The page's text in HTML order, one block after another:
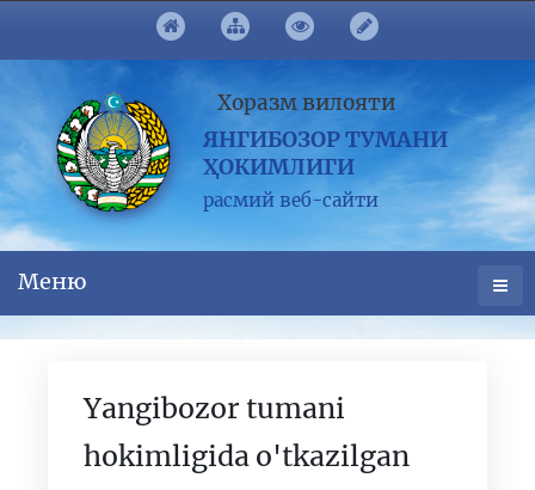
Хоразм вилояти
ЯНГИБОЗОР ТУМАНИ
ҲОКИМЛИГИ
расмий веб-сайти
Меню
Yangibozor tumani
hokimligida o'tkazilgan